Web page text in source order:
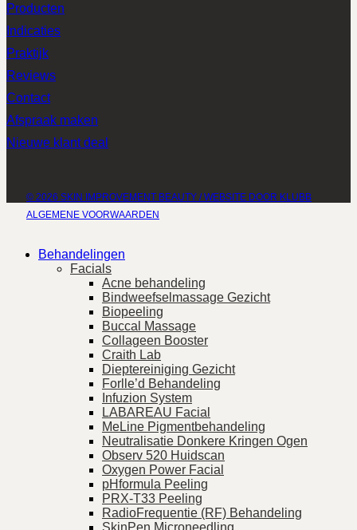
Producten
Indicaties
Praktijk
Reviews
Contact
Afspraak maken
Nieuwe klant deal
ALGEMENE VOORWAARDEN
© 2026 SKIN IMPROVEMENT BEAUTY / WEBSITE DOOR KLUBB
Behandelingen
Facials
Acne behandeling
Bindweefselmassage Gezicht
Biopeeling
Buccal Massage
Collageen Booster
Craith Lab
Dieptereiniging Gezicht
Forlle’d Behandeling
Infuzion System
LABAREAU Facial
MeLine Pigmentbehandeling
Neutralisatie Donkere Kringen Ogen
Observ 520 Huidscan
Oxygen Power Facial
pHformula Peeling
PRX-T33 Peeling
RadioFrequentie (RF) Behandeling
SkinPen Microneedling